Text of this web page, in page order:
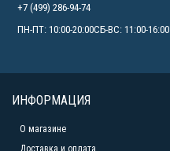
+7 (499) 286-94-74
ПН-ПТ: 10:00-20:00СБ-ВС: 11:00-16:00
ИНФОРМАЦИЯ
О магазине
Доставка и оплата